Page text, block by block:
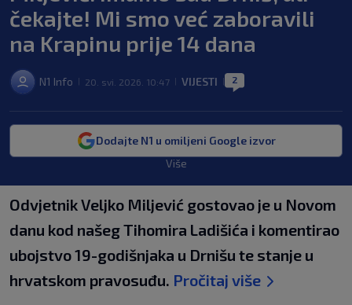
čekajte! Mi smo već zaboravili
na Krapinu prije 14 dana
N1 Info 20. svi. 2026. 10:47 VIJESTI 2
Dodajte N1 u omiljeni Google izvor
Više
Odvjetnik Veljko Miljević gostovao je u Novom
danu kod našeg Tihomira Ladišića i komentirao
ubojstvo 19-godišnjaka u Drnišu te stanje u
hrvatskom pravosuđu. Pročitaj više